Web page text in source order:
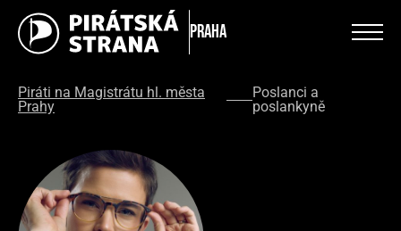
Praha
Piráti na Magistrátu hl. města
Prahy
Poslanci a
poslankyně